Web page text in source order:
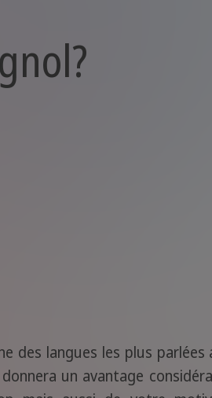
des langues les plus
un avantage